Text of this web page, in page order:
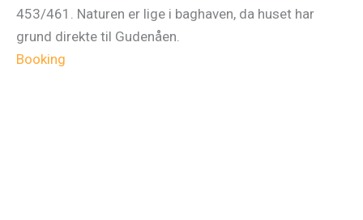
453/461. Naturen er lige i baghaven, da huset har
grund direkte til Gudenåen.
Booking